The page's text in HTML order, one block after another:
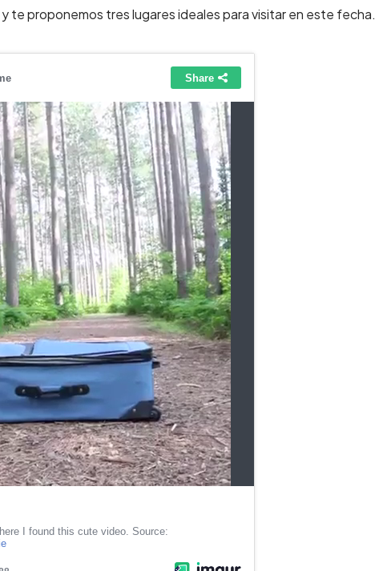
y te proponemos tres lugares ideales para visitar en este fecha.